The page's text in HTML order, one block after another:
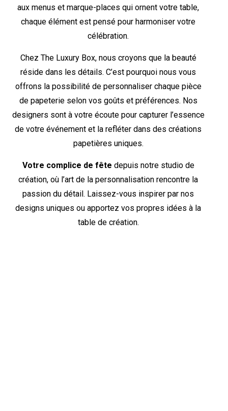
aux menus et marque-places qui ornent votre table,
chaque élément est pensé pour harmoniser votre
célébration.
Chez The Luxury Box, nous croyons que la beauté
réside dans les détails. C’est pourquoi nous vous
offrons la possibilité de personnaliser chaque pièce
de papeterie selon vos goûts et préférences. Nos
designers sont à votre écoute pour capturer l’essence
de votre événement et la refléter dans des créations
papetières uniques.
Votre complice de fête depuis notre studio de
création, où l’art de la personnalisation rencontre la
passion du détail. Laissez-vous inspirer par nos
designs uniques ou apportez vos propres idées à la
table de création.